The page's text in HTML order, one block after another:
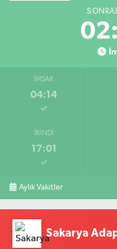
İMSAK
04:14
İKINDI
17:01
Aylık Vakitler
Sakarya